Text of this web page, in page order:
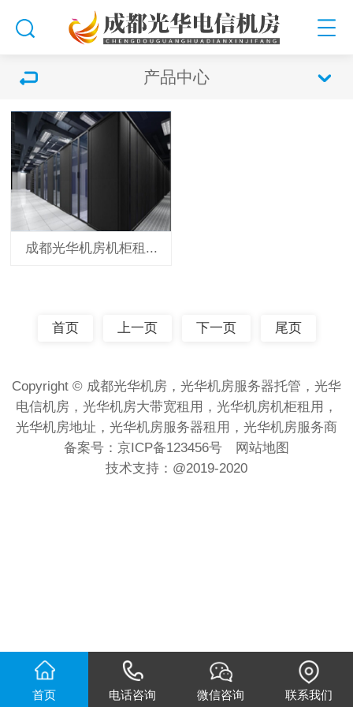
产品中心
成都光华机房机柜租...
首页 上一页 下一页 尾页
Copyright © 成都光华机房，光华机房服务器托管，光华
电信机房，光华机房大带宽租用，光华机房机柜租用，
光华机房地址，光华机房服务器租用，光华机房服务商
备案号： 京ICP备123456号
网站地图
技术支持： @2019-2020
首页 电话咨询 微信咨询 联系我们